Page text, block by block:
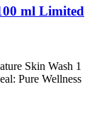
ml Limited
Skin Wash 1
Pure Wellness